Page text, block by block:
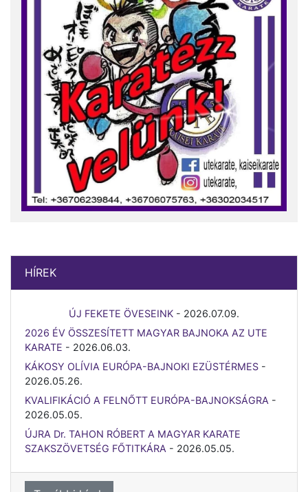
HÍREK
ÚJ FEKETE ÖVESEINK - 2026.07.09.
2026 ÉV ÖSSZESÍTETT MAGYAR BAJNOKA AZ UTE
KARATE - 2026.06.03.
KÁKOSY OLÍVIA EURÓPA-BAJNOKI EZÜSTÉRMES -
2026.05.26.
KVALIFIKÁCIÓ A FELNŐTT EURÓPA-BAJNOKSÁGRA -
2026.05.05.
ÚJRA Dr. TAHON RÓBERT A MAGYAR KARATE
SZAKSZÖVETSÉG FŐTITKÁRA - 2026.05.05.